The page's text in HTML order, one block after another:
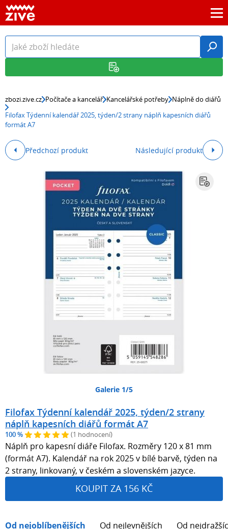
zbozi.zive.cz Počítače a kancelář Kancelářské potřeby Náplně do diářů
Filofax Týdenní kalendář 2025, týden/2 strany náplň kapesních diářů
formát A7
Předchozí produkt Následující produkt
Galerie 1/5
Filofax Týdenní kalendář 2025, týden/2 strany
náplň kapesních diářů formát A7
100 % (1 hodnocení)
Náplň pro kapesní diáře Filofax. Rozměry 120 x 81 mm
(formát A7). Kalendář na rok 2025 v bílé barvě, týden na
2 strany, linkovaný, v českém a slovenském jazyce.
KOUPIT ZA 156 KČ
Od nejoblíbenějších Od nejlevnějších Od